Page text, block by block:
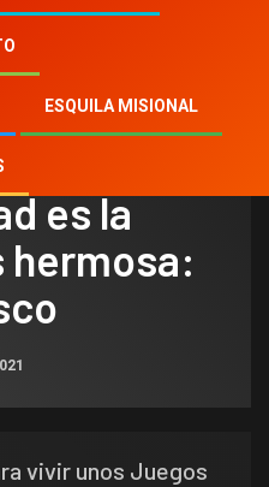
ESQUILA MISIONAL
más hermosa:
es la
hermosa:
vivir unos Juegos